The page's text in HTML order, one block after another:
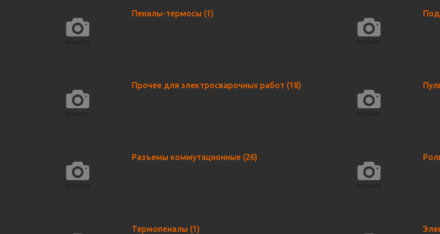
Пеналы-термосы (1)
Прочее для электросварочных работ (18)
Разъемы коммутационные (26)
Термопеналы (1)